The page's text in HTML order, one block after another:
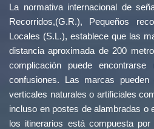
La normativa internacional de
Recorridos,(G.R.), Pequeños
Locales (S.L.), establece que las
distancia aproximada de 200
complicación puede
confusiones. Las marcas pueden
verticales naturales o artificiales
incluso en postes de alambradas o
los itinerarios está compuesta